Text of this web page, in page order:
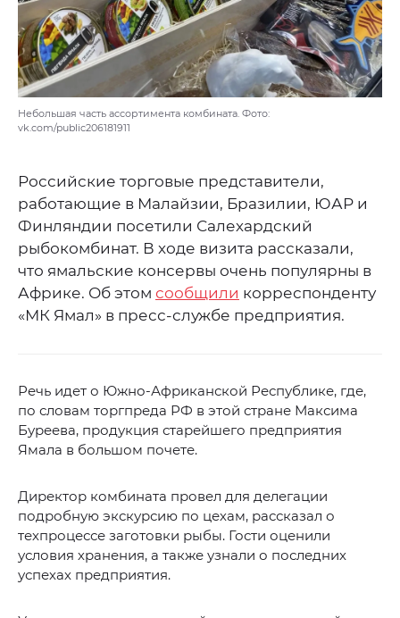
Небольшая часть ассортимента комбината. Фото:
vk.com/public206181911
Российские торговые представители,
работающие в Малайзии, Бразилии, ЮАР и
Финляндии посетили Салехардский
рыбокомбинат. В ходе визита рассказали,
что ямальские консервы очень популярны в
Африке. Об этом сообщили корреспонденту
«МК Ямал» в пресс-службе предприятия.
Речь идет о Южно-Африканской Республике, где,
по словам торгпреда РФ в этой стране Максима
Буреева, продукция старейшего предприятия
Ямала в большом почете.
Директор комбината провел для делегации
подробную экскурсию по цехам, рассказал о
техпроцессе заготовки рыбы. Гости оценили
условия хранения, а также узнали о последних
успехах предприятия.